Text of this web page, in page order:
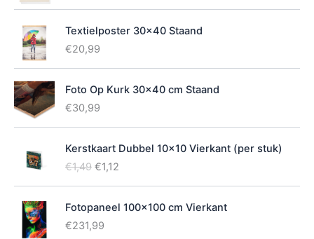
r
Textielposter 30x40 Staand
€20,99
Foto Op Kurk 30x40 cm Staand
€30,99
Kerstkaart Dubbel 10x10 Vierkant (per stuk)
€1,49 O
s
p
€1,12H
d
Fotopaneel 100x100 cm Vierkant
€231,99